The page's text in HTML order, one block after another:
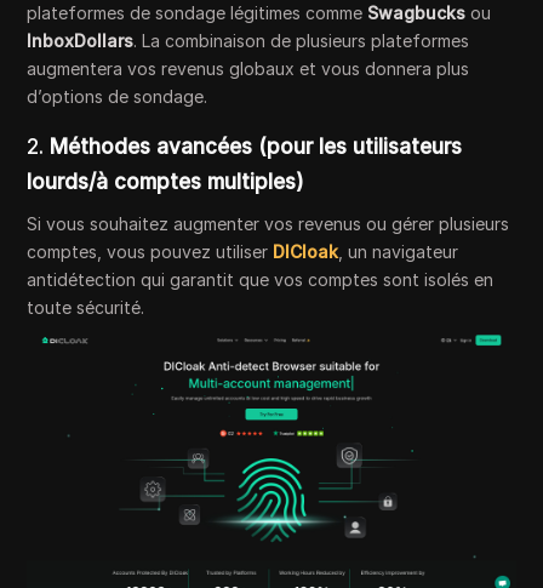
plateformes de sondage légitimes comme Swagbucks ou
InboxDollars. La combinaison de plusieurs plateformes
augmentera vos revenus globaux et vous donnera plus
d’options de sondage.
2. Méthodes avancées (pour les utilisateurs
lourds/à comptes multiples)
Si vous souhaitez augmenter vos revenus ou gérer plusieurs
comptes, vous pouvez utiliser DICloak , un navigateur
antidétection qui garantit que vos comptes sont isolés en
toute sécurité.